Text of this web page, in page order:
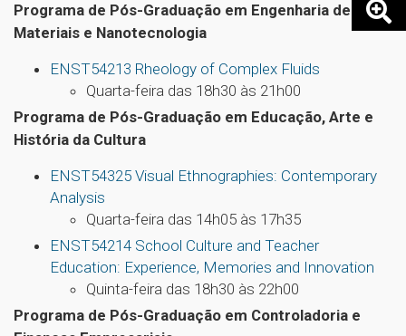
Programa de Pós-Graduação em Engenharia de
Materiais e Nanotecnologia
ENST54213 Rheology of Complex Fluids
Quarta-feira das 18h30 às 21h00
Programa de Pós-Graduação em Educação, Arte e
História da Cultura
ENST54325 Visual Ethnographies: Contemporary
Analysis
Quarta-feira das 14h05 às 17h35
ENST54214 School Culture and Teacher
Education: Experience, Memories and Innovation
Quinta-feira das 18h30 às 22h00
Programa de Pós-Graduação em Controladoria e